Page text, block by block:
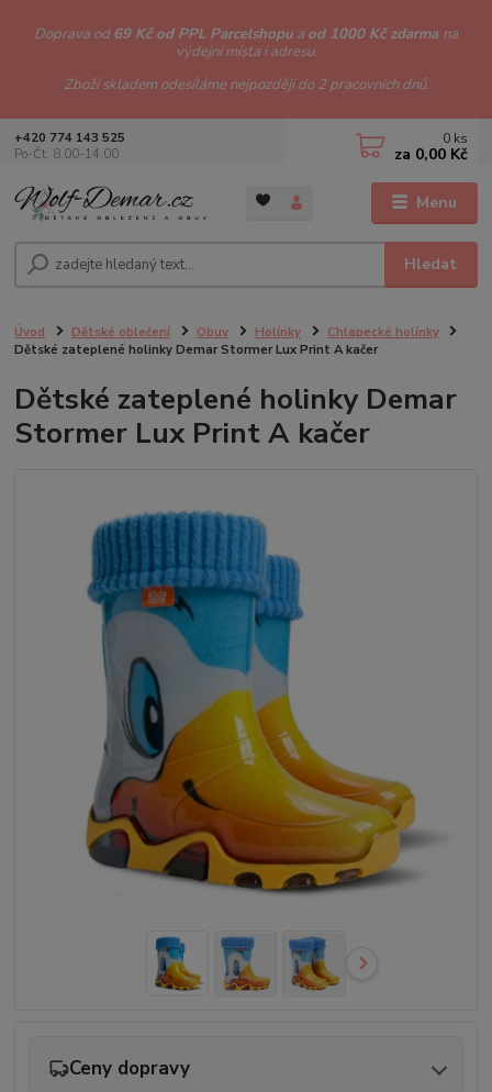
Doprava od69 Kč od PPL Parcelshopu a od 1000 Kč zdarma na
výdejní místa i adresu.
Zboží skladem odesíláme nejpozději do 2 pracovních dnů.
Menu
Hledat
+420 774 143 525
Po-Čt: 8.00-14.00
0 ks
za 0,00 Kč
Úvod Dětské oblečení Obuv Holínky
Chlapecké holínky
Dětské zateplené holinky Demar Stormer Lux Print A kačer
Dětské zateplené holinky Demar
Stormer Lux Print A kačer
Ceny dopravy